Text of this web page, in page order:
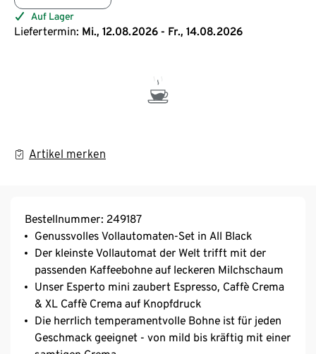
Auf Lager
Liefertermin: Mi., 12.08.2026 - Fr., 14.08.2026
Artikel merken
Bestellnummer: 249187
Genussvolles Vollautomaten-Set in All Black
Der kleinste Vollautomat der Welt trifft mit der
passenden Kaffeebohne auf leckeren Milchschaum
Unser Esperto mini zaubert Espresso, Caffè Crema
& XL Caffè Crema auf Knopfdruck
Die herrlich temperamentvolle Bohne ist für jeden
Geschmack geeignet - von mild bis kräftig mit einer